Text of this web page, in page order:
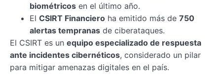
biométricos en el último año.
El CSIRT Financiero ha emitido más de 750
alertas tempranas de ciberataques.
El CSIRT es un equipo especializado de respuesta
ante incidentes cibernéticos, considerado un pilar
para mitigar amenazas digitales en el país.